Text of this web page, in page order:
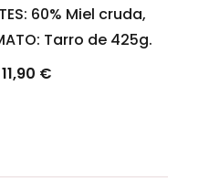
60% Miel cruda,
Tarro de 425g.
11,90 €